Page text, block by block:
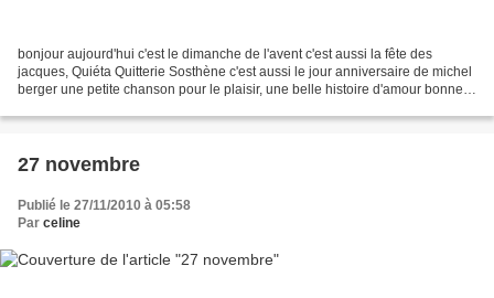
bonjour aujourd'hui c'est le dimanche de l'avent c'est aussi la fête des
jacques, Quiéta Quitterie Sosthène c'est aussi le jour anniversaire de michel
berger une petite chanson pour le plaisir, une belle histoire d'amour bonne
27 novembre
Publié le 27/11/2010 à 05:58
Par celine